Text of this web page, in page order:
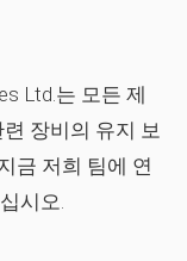
Ltd.는 모든 제
장비의 유지 보
금 저희 팀에 연
시오.